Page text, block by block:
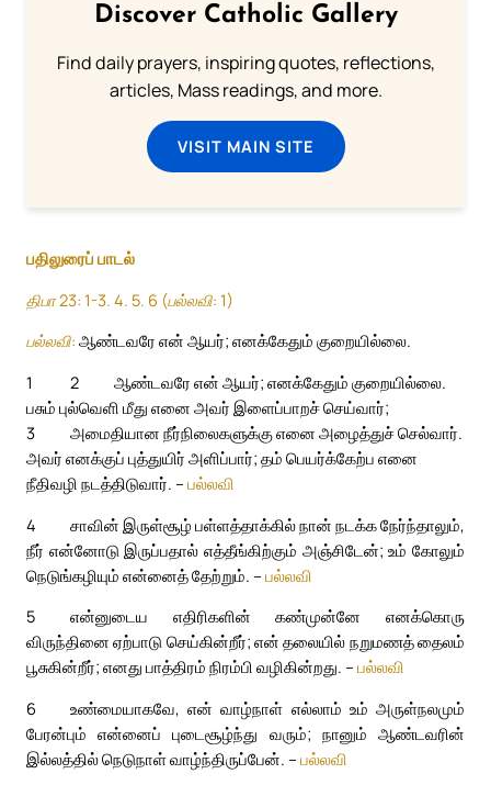
Discover Catholic Gallery
Find daily prayers, inspiring quotes, reflections,
articles, Mass readings, and more.
VISIT MAIN SITE
பதிலுரைப் பாடல்
திபா 23: 1-3. 4. 5. 6 (பல்லவி: 1)
பல்லவி: ஆண்டவரே என் ஆயர்; எனக்கேதும் குறையில்லை.
1
ஆண்டவரே என் ஆயர்; எனக்கேதும் குறையில்லை.
2
பசும் புல்வெளி மீது எனை அவர் இளைப்பாறச் செய்வார்;
அமைதியான நீர்நிலைகளுக்கு எனை அழைத்துச் செல்வார்.
3
அவர் எனக்குப் புத்துயிர் அளிப்பார்; தம் பெயர்க்கேற்ப எனை
நீதிவழி நடத்திடுவார். – பல்லவி
4
சாவின் இருள்சூழ் பள்ளத்தாக்கில் நான் நடக்க நேர்ந்தாலும்,
நீர் என்னோடு இருப்பதால் எத்தீங்கிற்கும் அஞ்சிடேன்; உம் கோலும்
நெடுங்கழியும் என்னைத் தேற்றும். – பல்லவி
5
என்னுடைய எதிரிகளின் கண்முன்னே எனக்கொரு
விருந்தினை ஏற்பாடு செய்கின்றீர்; என் தலையில் நறுமணத் தைலம்
பூசுகின்றீர்; எனது பாத்திரம் நிரம்பி வழிகின்றது. – பல்லவி
6
உண்மையாகவே, என் வாழ்நாள் எல்லாம் உம் அருள்நலமும்
பேரன்பும் என்னைப் புடைசூழ்ந்து வரும்; நானும் ஆண்டவரின்
இல்லத்தில் நெடுநாள் வாழ்ந்திருப்பேன். – பல்லவி